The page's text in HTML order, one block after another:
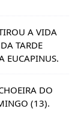
A VIDA
TARDE
EUCAPINUS.
DO
(13).